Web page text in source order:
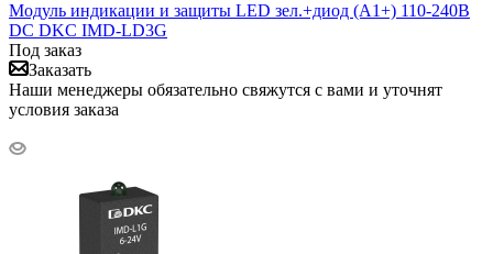
Модуль индикации и защиты LED зел.+диод (A1+) 110-240В
DC DKC IMD-LD3G
Под заказ
Заказать
Наши менеджеры обязательно свяжутся с вами и уточнят
условия заказа